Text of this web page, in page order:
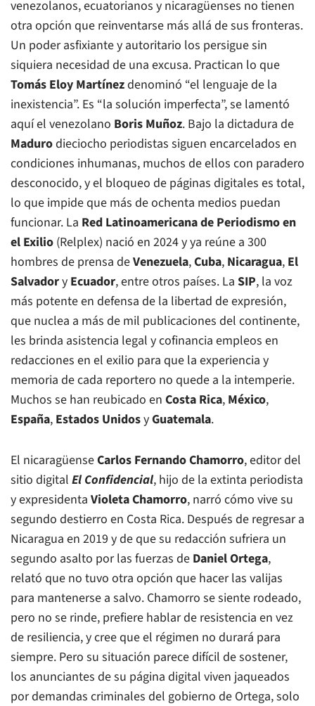
venezolanos, ecuatorianos y nicaragüenses no tienen
otra opción que reinventarse más allá de sus fronteras.
Un poder asfixiante y autoritario los persigue sin
siquiera necesidad de una excusa. Practican lo que
Tomás Eloy Martínezdenominó “el lenguaje de la
inexistencia”. Es “la solución imperfecta”, se lamentó
aquí el venezolano Boris Muñoz. Bajo la dictadura de
Madurodieciocho periodistas siguen encarcelados en
condiciones inhumanas, muchos de ellos con paradero
desconocido, y el bloqueo de páginas digitales es total,
lo que impide que más de ochenta medios puedan
funcionar. La Red Latinoamericana de Periodismo en
el Exilio (Relplex) nació en 2024 y ya reúne a 300
hombres de prensa deVenezuela,Cuba, Nicaragua, El
Salvadory Ecuador, entre otros países. La SIP, la voz
más potente en defensa de la libertad de expresión,
que nuclea a más de mil publicaciones del continente,
les brinda asistencia legal y cofinancia empleos en
redacciones en el exilio para que la experiencia y
memoria de cada reportero no quede a la intemperie.
Muchos se han reubicado en Costa Rica, México,
España, Estados UnidosyGuatemala.
El nicaragüenseCarlos Fernando Chamorro, editor del
sitio digital El Confidencial, hijo de la extinta periodista
y expresidenta Violeta Chamorro, narró cómo vive su
segundo destierro en Costa Rica. Después de regresar a
Nicaragua en 2019 y de que su redacción sufriera un
segundo asalto por las fuerzas de Daniel Ortega,
relató que no tuvo otra opción que hacer las valijas
para mantenerse a salvo. Chamorro se siente rodeado,
pero no se rinde, prefiere hablar de resistencia en vez
de resiliencia, y cree que el régimen no durará para
siempre. Pero su situación parece difícil de sostener,
los anunciantes de su página digital viven jaqueados
por demandas criminales del gobierno de Ortega, solo